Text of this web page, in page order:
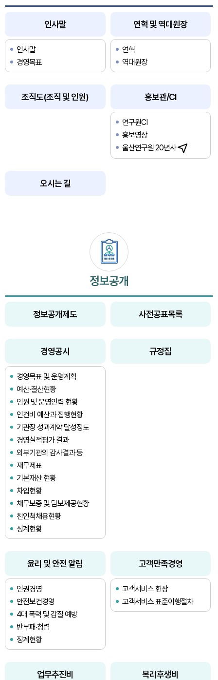
인사말
인사말
경영목표
연혁 및 역대원장
연혁
역대원장
조직도(조직 및 인원) 홍보관/CI
연구원CI
홍보영상
울산연구원 20년사
오시는 길
정보공개
정보공개제도 사전공표목록
경영공시
경영목표 및 운영계획
예산·결산현황
임원 및 운영인력 현황
인건비 예산과 집행현황
기관장 성과계약 달성정도
경영실적평가 결과
외부기관의 감사결과 등
재무제표
기본재산 현황
차입현황
채무보증 및 담보제공현황
친인척채용현황
징계현황
규정집
윤리 및 안전 알림
인권경영
안전보건경영
4대 폭력 및 갑질 예방
반부패·청렴
징계현황
고객만족경영
고객서비스 헌장
고객서비스 표준이행절차
업무추진비 복리후생비